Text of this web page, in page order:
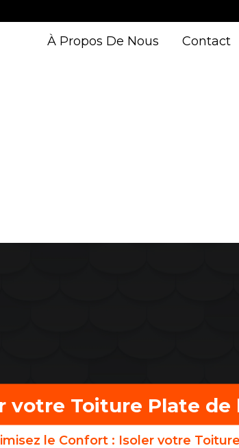
À Propos De Nous Contact
votre Toiture Plate de
le Confort : Isoler votre